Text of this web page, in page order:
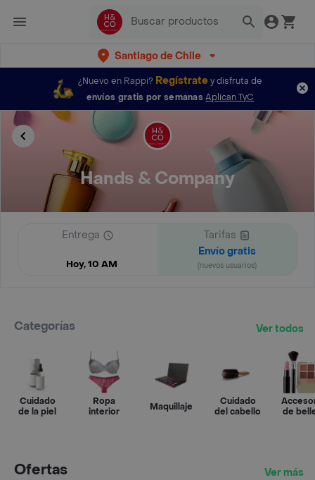
Santiago de Chile
¿Nuevo en Rappi? Regístratey disfruta de
envíos gratis por semanas Aplican TyC
Hands & Company
Entrega
Hoy, 10 AM
Tarifas
Envío gratis
(nuevos usuarios)
Categorías Ver todos
Cuidado
de la piel
Ropa
interior
Maquillaje
Cuidado
del cabello
de
Ofertas Ver más